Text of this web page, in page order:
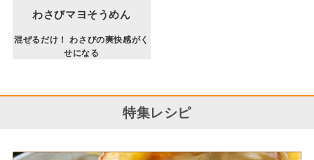
わさびマヨそうめん
混ぜるだけ！ わさびの爽快感がく
せになる
特集レシピ